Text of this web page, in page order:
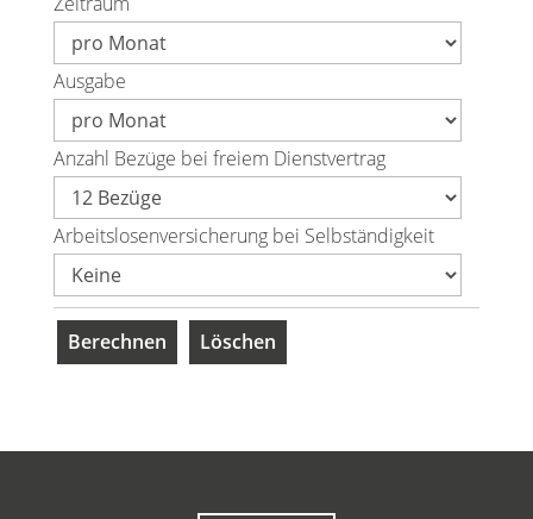
Ausgabe
Anzahl Bezüge bei freiem Dienstvertrag
Arbeitslosenversicherung bei Selbständigkeit